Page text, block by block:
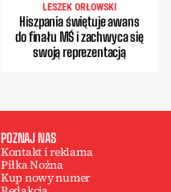
LESZEK ORŁOWSKI
Hiszpania świętuje awans
do finału MŚ i zachwyca się
swoją reprezentacją
POZNAJ NAS
Kontakt i reklama
Piłka Nożna
Kup nowy numer